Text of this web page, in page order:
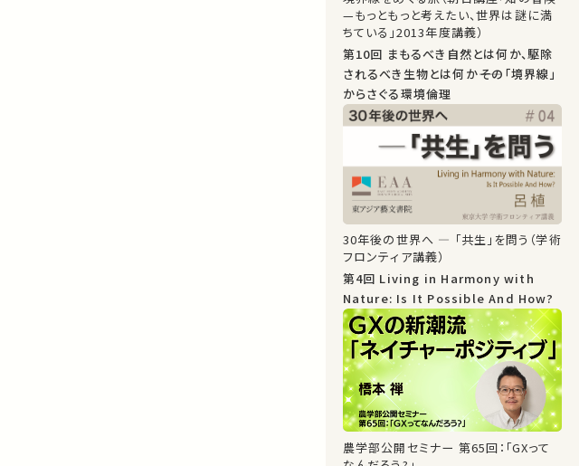
—もっともっと考えたい、世界は謎に満
ちている」2013年度講義）
第10回 まもるべき自然とは何か、駆除
されるべき生物とは何か――その「境界線」
からさぐる環境倫理
30年後の世界へ ― 「共生」を問う（学術
フロンティア講義）
第4回 Living in Harmony with
Nature: Is It Possible And How?
農学部公開セミナー 第65回：「GXって